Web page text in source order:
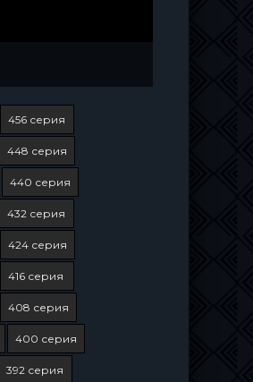
456 серия
448 серия
440 серия
432 серия
424 серия
416 серия
408 серия
400 серия
392 серия